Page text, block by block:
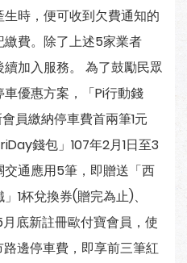
時，便可收到欠費通知的
費。除了上述5家業者
加入服務。 為了鼓勵民眾
優惠方案，「Pi行動錢
員繳納停車費首兩筆1元
錢包」107年2月1日至3
通應用5筆，即贈送「西
1杯兌換券(贈完為止)、
月底新註冊歐付寶會員，使
邊停車費，即享前三筆紅